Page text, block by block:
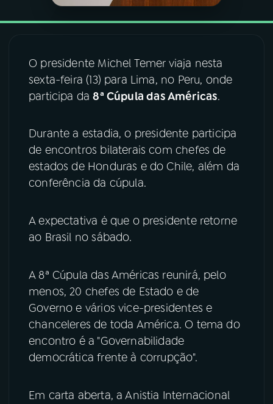
VIDEOCASTS
08FESTIVAL DE MÚSICA
YouTube Facebook
Instagram
O presidente Michel Temer viaja nesta
sexta-feira (13) para Lima, no Peru, onde
participa da8ª Cúpula das Américas.
Durante a estadia, o presidente participa
de encontros bilaterais com chefes de
estados de Honduras e do Chile, além da
conferência da cúpula.
A expectativa ė que o presidente retorne
ao Brasil no sábado.
A 8ª Cúpula das Américas reunirá, pelo
menos, 20 chefes de Estado e de
Governo e vários vice-presidentes e
chanceleres de toda América. O tema do
encontro é a "Governabilidade
democrática frente à corrupção".
Em carta aberta, a Anistia Internacional